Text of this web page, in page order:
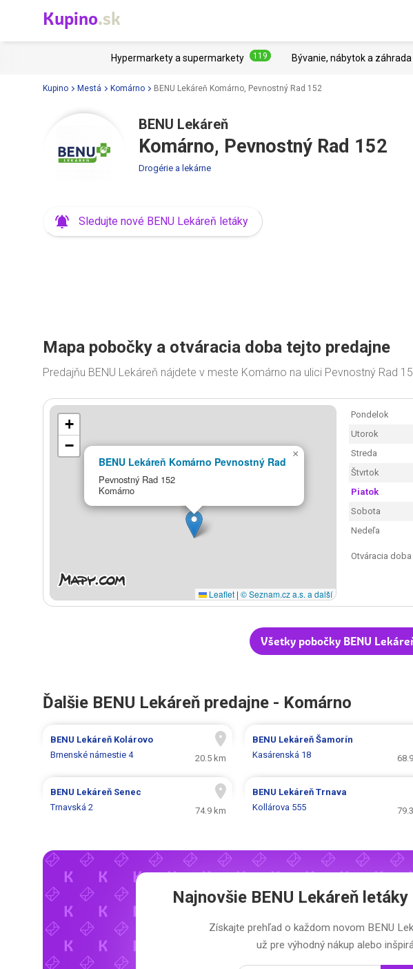
Kupino.sk
Hypermarkety a supermarkety 119 Bývanie, nábytok a záhrada
Kupino Mestá Komárno BENU Lekáreň Komárno, Pevnostný Rad 152
BENU Lekáreň
Komárno, Pevnostný Rad 152
Drogérie a lekárne
Sledujte nové BENU Lekáreň letáky
Mapa pobočky a otváracia doba tejto predajne
Predajňu BENU Lekáreň nájdete v meste Komárno na ulici Pevnostný Rad
BENU Lekáreň Komárno Pevnostný Rad
Pevnostný Rad 152
Komárno
×
+
−
Leaflet | © Seznam.cz a.s. a další
Pondelok
Utorok
Streda
Štvrtok
Piatok
Sobota
Nedeľa
Otváracia
Všetky pobočky BENU
Ďalšie BENU Lekáreň predajne - Komárno
BENU Lekáreň Kolárovo
Brnenské námestie 4
20.5 km
BENU Lekáreň Šamorín
Kasárenská 18
BENU Lekáreň Senec
Trnavská 2
74.9 km
BENU Lekáreň Trnava
Kollárova 555
Najnovšie BENU Lekáreň letáky
Získajte prehľad o každom novom BENU
už pre výhodný nákup alebo